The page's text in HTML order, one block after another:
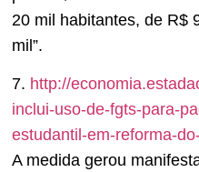
20 mil habitantes, de R$
mil”.
7. http://
inclui-uso-de-fgts-para-
estudantil-em-reforma-
A medida gerou